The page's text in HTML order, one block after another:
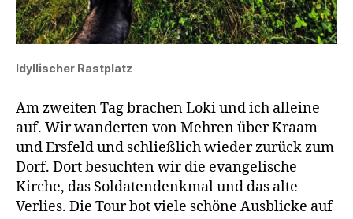
Idyllischer Rastplatz
Am zweiten Tag brachen Loki und ich alleine
auf. Wir wanderten von Mehren über Kraam
und Ersfeld und schließlich wieder zurück zum
Dorf. Dort besuchten wir die evangelische
Kirche, das Soldatendenkmal und das alte
Verlies. Die Tour bot viele schöne Ausblicke auf